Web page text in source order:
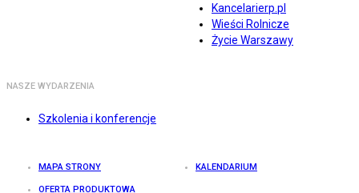
Kancelarierp.pl
Wieści Rolnicze
Życie Warszawy
NASZE WYDARZENIA
Szkolenia i konferencje
MAPA STRONY KALENDARIUM
OFERTA PRODUKTOWA